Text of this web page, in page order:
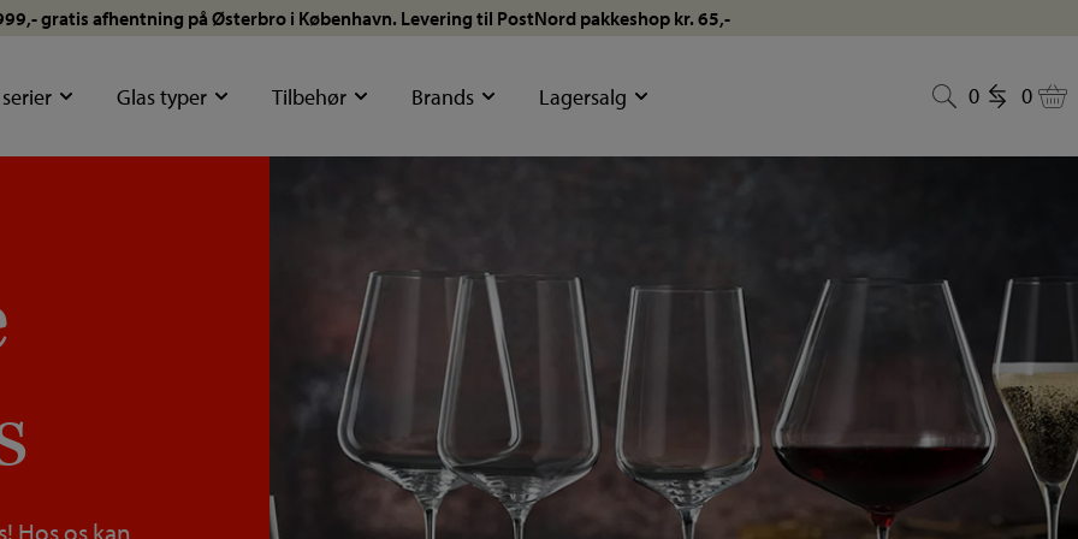
gratis afhentning på Østerbro i København. Levering til PostNord pakkeshop kr. 65,-
Glas typer Tilbehør Brands Lagersalg 0
0 0
0
Hos os kan